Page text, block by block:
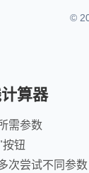
©
算器
需参数
按钮
次尝试不同参数